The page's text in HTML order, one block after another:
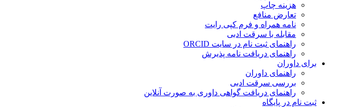
هزینه چاپ
تعارض منافع
نامه همراه و فرم کپی رایت
مقابله با سرقت ادبی
راهنمای ثبت نام در سایت ORCID
راهنمای دریافت نامه پذیرش
برای داوران
راهنمای داوران
بررسی سرقت ادبی
راهنمای دریافت گواهی داوری به صورت آنلاین
ثبت نام در پایگاه